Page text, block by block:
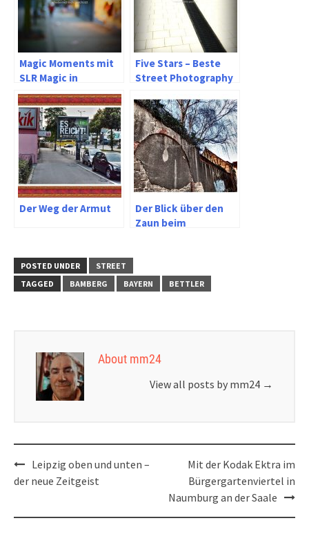
Magic Moments mit
SLR Magic in
Remscheid
Five Stars – Beste
Street Photography
New Masterphotos
with real moments
Der Weg der Armut
Der Blick über den
Zaun beim
POSTED UNDER
STREET
TAGGED
BAMBERG BAYERN BETTLER
About mm24
View all posts by mm24 →
Post
navigation
Leipzig oben und unten –
der neue Zeitgeist
Mit der Kodak Ektra im
Bürgergartenviertel in
Naumburg an der Saale